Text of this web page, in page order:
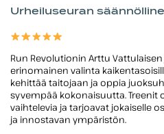
Salasana
Kirjaudu sisään
Unohditko
Urheiluseuran
Run Revolutionin Arttu
erinomainen valinta
kehittää taitojaan ja oppia
syvempää kokonaisuutta. Treenit
vaihtelevia ja tarjoavat jokaiselle
ja innostavan ympäristön.